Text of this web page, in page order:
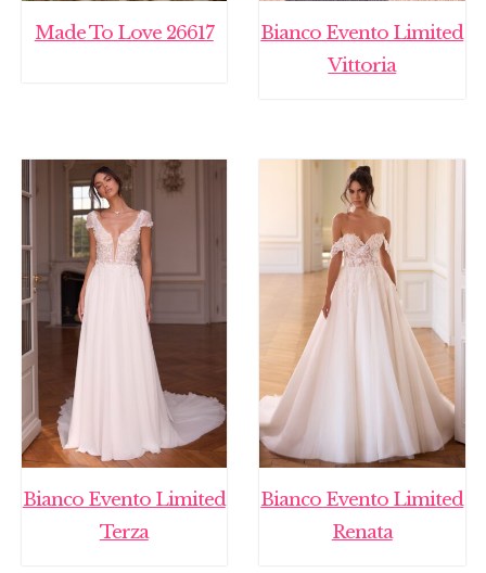
Made To Love 26617
Bianco Evento Limited
Vittoria
Bianco Evento Limited
Terza
Bianco Evento Limited
Renata